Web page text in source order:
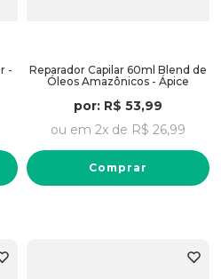
-
Reparador Capilar 60ml Blend de
Óleos Amazônicos - Ápice
por: R$ 53,99
ou em 2x de R$ 26,99
Comprar